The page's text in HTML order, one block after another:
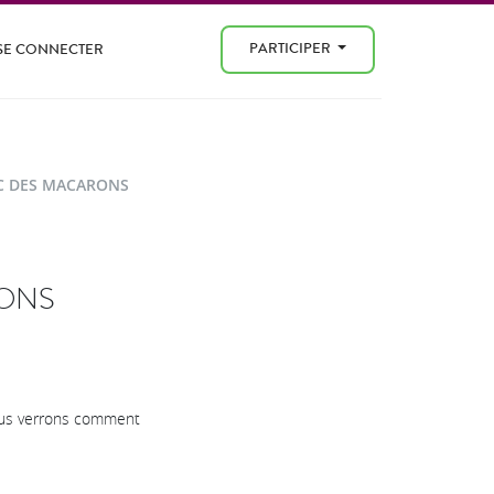
CONNECTER PARTICIPER
DES MACARONS
verrons comment